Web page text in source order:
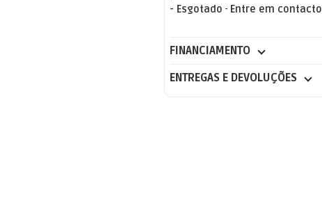
- Esgotado - Entre em contacto
FINANCIAMENTO
ENTREGAS E DEVOLUÇÕES